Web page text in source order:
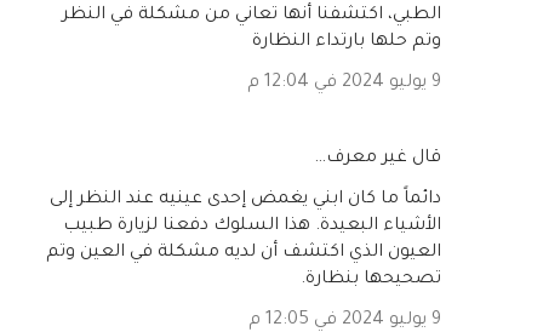
الطبي، اكتشفنا أنها تعاني من مشكلة في النظر
وتم حلها بارتداء النظارة
9 يوليو 2024 في 12:04 م
‏قال غير معرف…
دائماً ما كان ابني يغمض إحدى عينيه عند النظر إلى
الأشياء البعيدة. هذا السلوك دفعنا لزيارة طبيب
العيون الذي اكتشف أن لديه مشكلة في العين وتم
تصحيحها بنظارة.
9 يوليو 2024 في 12:05 م